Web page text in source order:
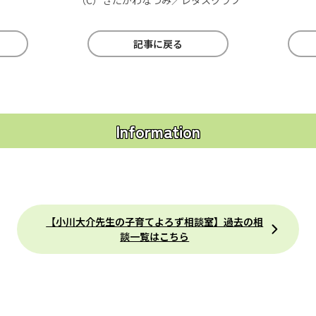
記事に戻る
Information
【小川大介先生の子育てよろず相談室】過去の相
談一覧はこちら